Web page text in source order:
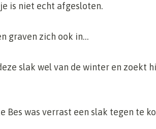
is niet echt afgesloten.
graven zich ook in…
slak wel van de winter en zoekt
Bes was verrast een slak tegen te